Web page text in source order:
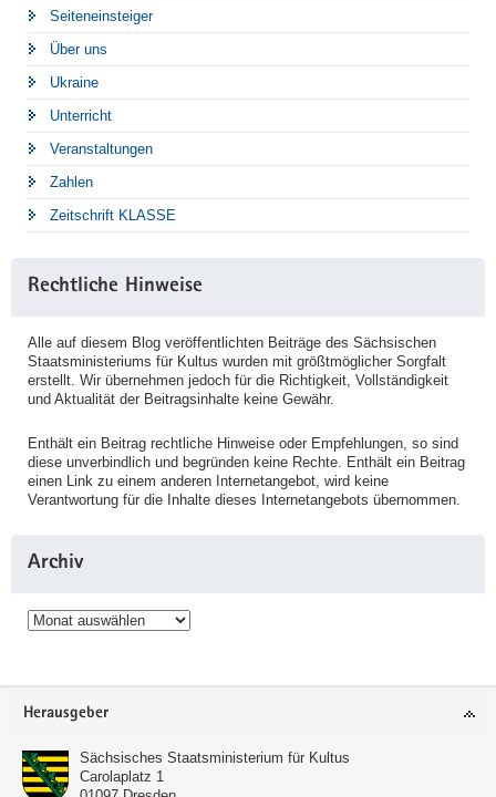
Seiteneinsteiger
Über uns
Ukraine
Unterricht
Veranstaltungen
Zahlen
Zeitschrift KLASSE
Rechtliche Hinweise
Alle auf diesem Blog veröffentlichten Beiträge des Sächsischen
Staatsministeriums für Kultus wurden mit größtmöglicher Sorgfalt
erstellt. Wir übernehmen jedoch für die Richtigkeit, Vollständigkeit
und Aktualität der Beitragsinhalte keine Gewähr.
Enthält ein Beitrag rechtliche Hinweise oder Empfehlungen, so sind
diese unverbindlich und begründen keine Rechte. Enthält ein Beitrag
einen Link zu einem anderen Internetangebot, wird keine
Verantwortung für die Inhalte dieses Internetangebots übernommen.
Archiv
Archiv
Service
Herausgeber
Sächsisches Staatsministerium für Kultus
Carolaplatz 1